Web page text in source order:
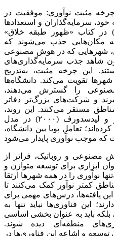
مثبت نوآوری: موفقیت در
سرمایه‌گذاران و استعدادها
را جذب می‌کند. فلوریدا (۲۰۰۲) در کتاب «ظهور طبقه خلاق»
به مکان‌‌‌هایی جذب می‌‌‌شوند که
شهرهایی که در هوش مصنوعی
شاهد جذب سرمایه‌گذاری‌‌‌های
این چرخه مثبت، به‌تدریج
تقویت می‌کند. دانشگاه‌‌‌ها
را گسترش می‌دهند،
و شرکت‌های بزرگ‌تر دفاتر
مستقر می‌کنند. این روند،
همان چیزی است که اتزکوویتز و لیدسدورف (۲۰۰۰) در مدل
تعامل پویا بین دانشگاه،
و روباتیک، فراتر از
ابزاری برای توسعه متوازن و
نوآوری را در همه شهرها ارتقا
کمتر نوآور کمک می‌کنند تا
یافته‌‌‌ها، درس‌‌‌های مهمی برای
این فناوری‌‌‌ها نباید تنها به
بلکه باید به عنوان بخشی اساسی
منطقه‌‌‌ای دیده شوند.
توسعه و اشاعه این فناوری‌‌‌ها در